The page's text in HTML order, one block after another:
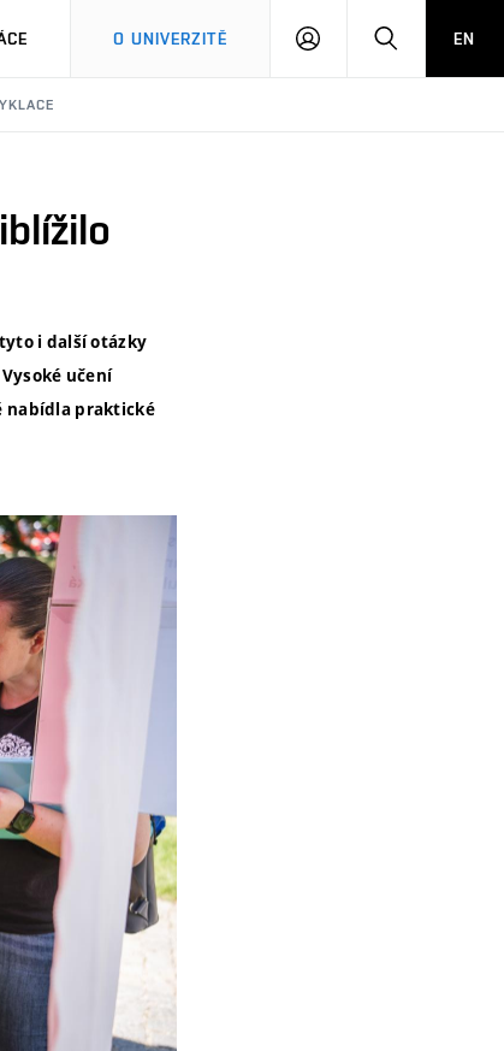
O UNIVERZITĚ
PŘIHLÁSIT HLEDATEN
i další otázky
učení
nabídla praktické